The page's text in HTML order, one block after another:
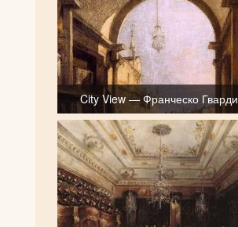
City View — Франческо Гварди